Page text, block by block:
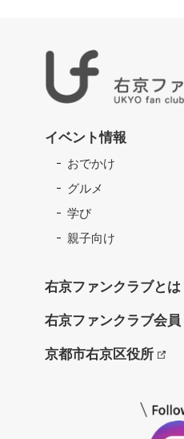
京
フ
と
イベント情報
おでかけ
グルメ
学び
親子向け
右京ファンクラブとは
右京ファンクラブ会員
京都市右京区役所